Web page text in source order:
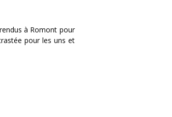
à Romont pour
pour les uns et